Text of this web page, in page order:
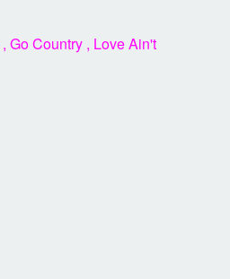
, Go Country , Love Ain't